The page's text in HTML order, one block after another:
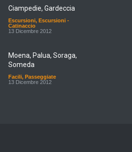
Ciampedie, Gardeccia
Escursioni, Escursioni -
Catinaccio
13 Dicembre 2012
Moena, Palua, Soraga,
Someda
Facili, Passeggiate
13 Dicembre 2012